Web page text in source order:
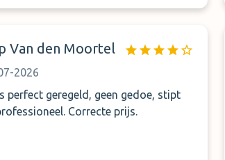
Van den Moortel
2026
perfect geregeld, geen gedoe, stipt
Correcte prijs.